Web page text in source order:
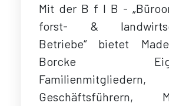
Mit der B f l B -
forst- &
Betriebe“ bietet
Borcke
Familienmitgliedern,
Geschäftsführern,